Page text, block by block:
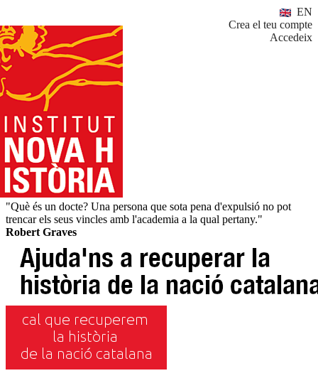
EN
Crea el teu compte
Accedeix
"Què és un docte? Una persona que sota pena d'expulsió no pot
trencar els seus vincles amb l'academia a la qual pertany."
Robert Graves